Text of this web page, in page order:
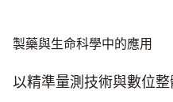
製藥與生命科學中的應用
以精準量測技術與數位